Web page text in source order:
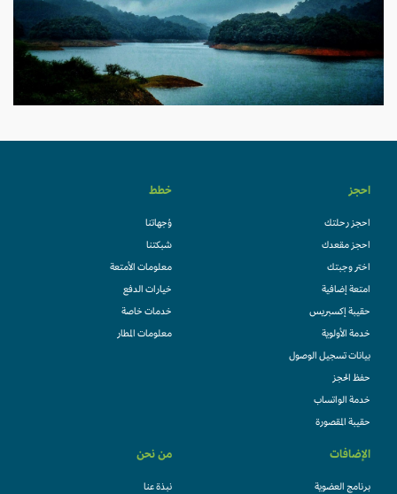
احجز
احجز رحلتك
احجز مقعدك
اختر وجبتك
امتعة إضافية
حقيبة إكسبريس
خدمة الأولوية
بيانات تسجيل الوصول
حفظ الحجز
خدمة الواتساب
حقيبة المقصورة
خطط
وُجهاتنا
شبكتنا
معلومات الأمتعة
خيارات الدفع
خدمات خاصة
معلومات المطار
الإضافات
برنامج العضوية
من نحن
نبذة عنا